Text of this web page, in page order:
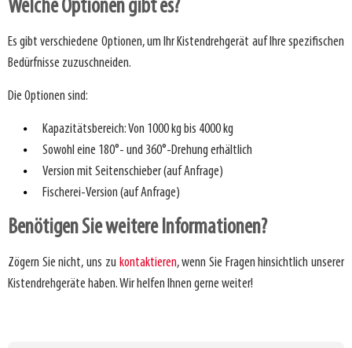
Welche Optionen gibt es?
Es gibt verschiedene Optionen, um Ihr Kistendrehgerät auf Ihre spezifischen
Bedürfnisse zuzuschneiden.
Die Optionen sind:
Kapazitätsbereich: Von 1000 kg bis 4000 kg
Sowohl eine 180°- und 360°-Drehung erhältlich
Version mit Seitenschieber (auf Anfrage)
Fischerei-Version (auf Anfrage)
Benötigen Sie weitere Informationen?
Zögern Sie nicht, uns zu kontaktieren, wenn Sie Fragen hinsichtlich unserer
Kistendrehgeräte haben. Wir helfen Ihnen gerne weiter!